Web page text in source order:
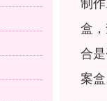
盒
合
案